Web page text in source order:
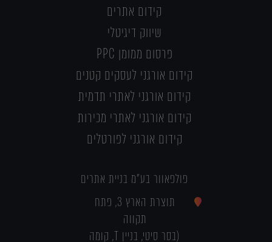
קידום אתרים
שיווק דיגיטלי
פרסום ממומן PPC
קידום אורגני לעסקים קטנים
קידום אורגני לאתרי תדמית
קידום אורגני לאתרי מכירות
קידום אורגני לפורטלים
פולפאוור בע"מ בניית אתרים
תוצרת הארץ 3, פתח
תקווה
(בסר סיטי, בניין T, קומה